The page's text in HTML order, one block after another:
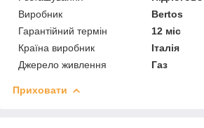
Виробник
Bertos
Гарантійний термін
12 міс
Країна виробник
Італія
Джерело живлення
Газ
Приховати